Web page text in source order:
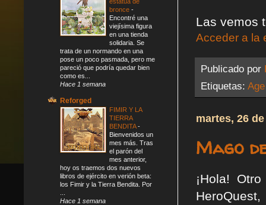
Las vemos
Acceder a la
Publicado por
Etiquetas:
martes, 26
Mago
¡Hola!
bronce -
Encontré una
viejísima figura
en una tienda
solidaria. Se
trata de un normando en una
pose un poco pasmada, pero me
pareció que podría quedar bien
como es...
Hace 1 semana
Reforged
FIMIR Y LA
TIERRA
BENDITA-
Bienvenidos un
mes más. Tras
el parón del
mes anterior,
hoy os traemos dos nuevos
libros de ejército en verión beta:
los Fimir y la Tierra Bendita. Por
Hace 1 semana